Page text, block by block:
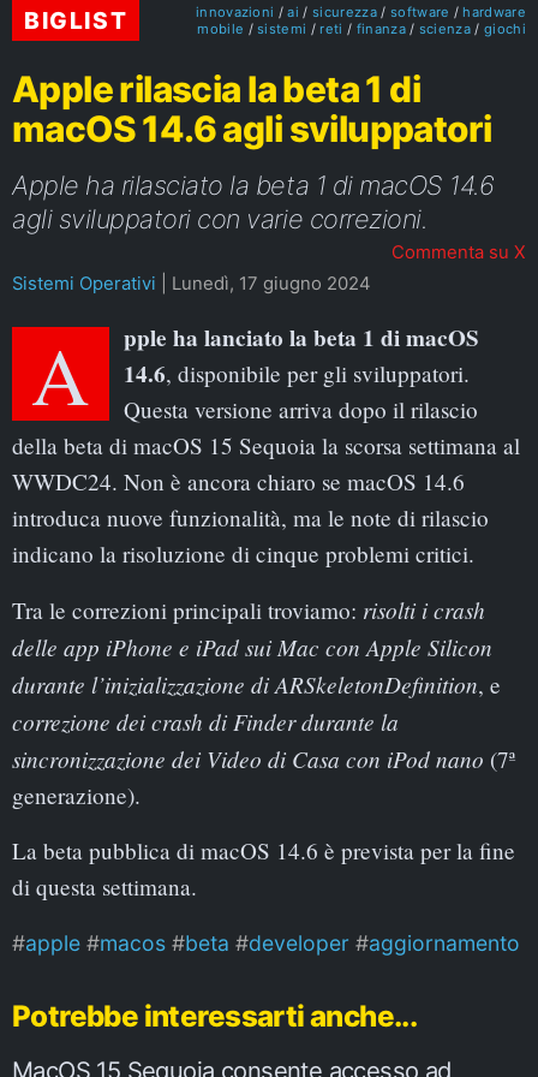
BIGLIST innovazioni ai sicurezza software
hardware
mobile
sistemi reti finanza scienza giochi
Apple rilascia la beta 1 di
macOS 14.6 agli sviluppatori
Apple ha rilasciato la beta 1 di macOS 14.6
agli sviluppatori con varie correzioni.
Commenta su X
Sistemi Operativi
Lunedì, 17 giugno 2024
Apple ha lanciato la beta 1 di macOS 14.6, disponibile per gli sviluppatori.
Questa versione arriva dopo il rilascio
della beta di macOS 15 Sequoia la scorsa settimana al
WWDC24. Non è ancora chiaro se macOS 14.6
introduca nuove funzionalità, ma le note di rilascio
indicano la risoluzione di cinque problemi critici.
Tra le correzioni principali troviamo: risolti i crash
delle app iPhone e iPad sui Mac con Apple Silicon
durante l’inizializzazione di ARSkeletonDefinition, e
correzione dei crash di Finder durante la
sincronizzazione dei Video di Casa con iPod nano (7ª
generazione).
La beta pubblica di macOS 14.6 è prevista per la fine
di questa settimana.
apple macos beta developer aggiornamento
Potrebbe interessarti anche...
MacOS 15 Sequoia consente accesso ad